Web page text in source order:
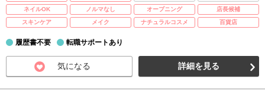
ネイルOK
ノルマなし オープニング
店長候補
スキンケア
メイク ナチュラルコスメ 百貨店
履歴書不要 転職サポートあり
気になる 詳細を見る